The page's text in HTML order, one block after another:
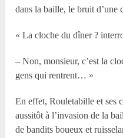
dans la baille, le bruit d’une
« La cloche du dîner ?
– Non, monsieur, c’est la
gens qui rentrent… »
En effet, Rouletabille et ses
aussitôt à l’invasion de la
de bandits boueux et